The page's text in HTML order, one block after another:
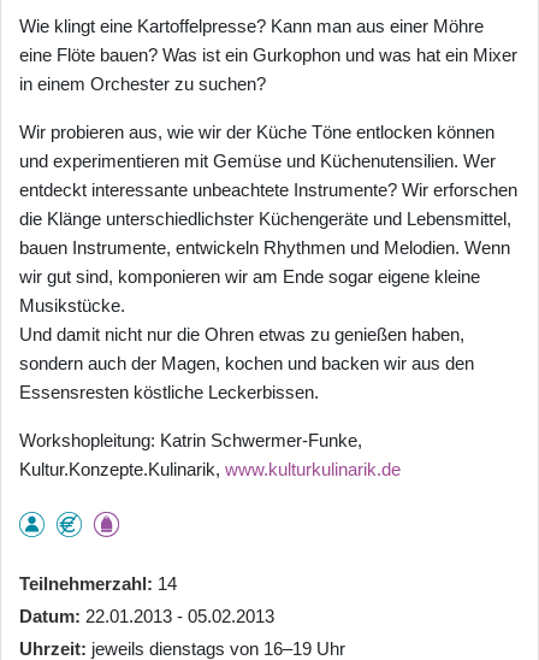
Wie klingt eine Kartoffelpresse? Kann man aus einer Möhre
eine Flöte bauen? Was ist ein Gurkophon und was hat ein Mixer
in einem Orchester zu suchen?
Wir probieren aus, wie wir der Küche Töne entlocken können
und experimentieren mit Gemüse und Küchenutensilien. Wer
entdeckt interessante unbeachtete Instrumente? Wir erforschen
die Klänge unterschiedlichster Küchengeräte und Lebensmittel,
bauen Instrumente, entwickeln Rhythmen und Melodien. Wenn
wir gut sind, komponieren wir am Ende sogar eigene kleine
Musikstücke.
Und damit nicht nur die Ohren etwas zu genießen haben,
sondern auch der Magen, kochen und backen wir aus den
Essensresten köstliche Leckerbissen.
Workshopleitung: Katrin Schwermer-Funke,
Kultur.Konzepte.Kulinarik, www.kulturkulinarik.de
Teilnehmerzahl
14
Datum 22.01.2013 - 05.02.2013
Uhrzeit jeweils dienstags von 16–19 Uhr